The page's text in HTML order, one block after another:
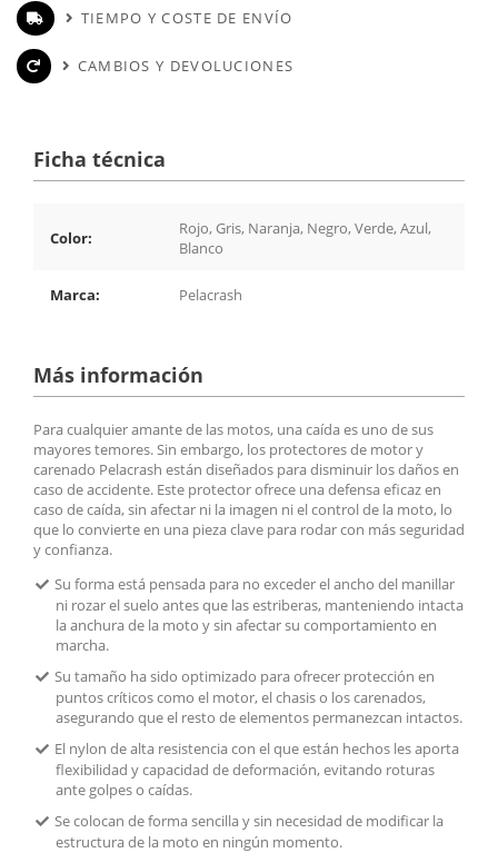
TIEMPO Y COSTE DE ENVÍO
CAMBIOS Y DEVOLUCIONES
Ficha técnica
Color:
Rojo, Gris, Naranja, Negro, Verde, Azul,
Blanco
Marca: Pelacrash
Más información
Para cualquier amante de las motos, una caída es uno de sus
mayores temores. Sin embargo, los protectores de motor y
carenado Pelacrash están diseñados para disminuir los daños en
caso de accidente. Este protector ofrece una defensa eficaz en
caso de caída, sin afectar ni la imagen ni el control de la moto, lo
que lo convierte en una pieza clave para rodar con más seguridad
y confianza.
Su forma está pensada para no exceder el ancho del manillar
ni rozar el suelo antes que las estriberas, manteniendo intacta
la anchura de la moto y sin afectar su comportamiento en
marcha.
Su tamaño ha sido optimizado para ofrecer protección en
puntos críticos como el motor, el chasis o los carenados,
asegurando que el resto de elementos permanezcan intactos.
El nylon de alta resistencia con el que están hechos les aporta
flexibilidad y capacidad de deformación, evitando roturas
ante golpes o caídas.
Se colocan de forma sencilla y sin necesidad de modificar la
estructura de la moto en ningún momento.